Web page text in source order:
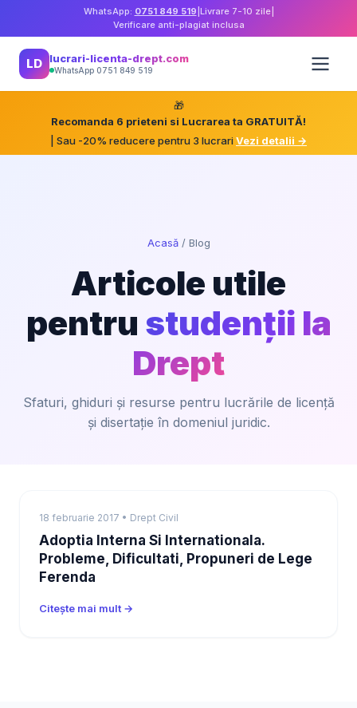
WhatsApp: 0751 849 519 Livrare 7-10 zile|
Verificare anti-plagiat inclusa
LD lucrari-licenta-drept.com
WhatsApp 0751 849 519
🎁
Recomanda 6 prieteni si Lucrarea ta GRATUITĂ!
| Sau -20% reducere pentru 3 lucrariVezi detalii →
Acasă/ Blog
Articole utile
pentru studenții la
Drept
Sfaturi, ghiduri și resurse pentru lucrările de licență
și disertație în domeniul juridic.
18 februarie 2017 • Drept Civil
Adoptia Interna Si Internationala.
Probleme, Dificultati, Propuneri de Lege
Ferenda
Citește mai mult →